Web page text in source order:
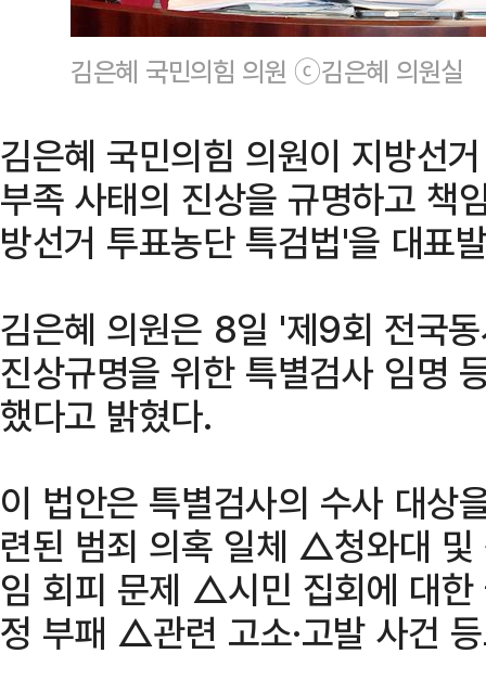
김은혜 국민의힘 의원 ⓒ김은혜 의원실
김은혜 국민의힘 의원이 지방선
부족 사태의 진상을 규명하고 책
방선거 투표농단 특검법'을 대표
김은혜 의원은 8일 '제9회 전국
진상규명을 위한 특별검사 임명
했다고 밝혔다.
이 법안은 특별검사의 수사 대
련된 범죄 의혹 일체 △청와대
임 회피 문제 △시민 집회에 대
정 부패 △관련 고소·고발 사건